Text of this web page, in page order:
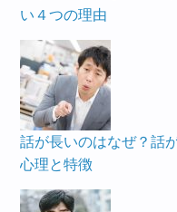
い４つの理由
話が長いのはなぜ？話
心理と特徴